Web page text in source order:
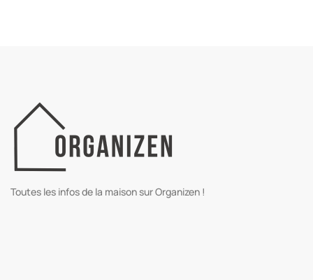
Toutes les infos de la maison sur Organizen !